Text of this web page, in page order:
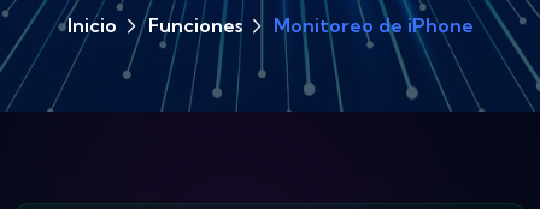
Inicio Funciones Monitoreo de iPhone